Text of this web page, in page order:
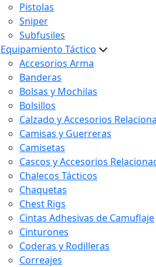
Pistolas
Sniper
Subfusiles
Equipamiento Táctico
Accesorios Arma
Banderas
Bolsas y Mochilas
Bolsillos
Calzado y Accesorios
Camisas y Guerreras
Camisetas
Cascos y Accesorios
Chalecos Tácticos
Chaquetas
Chest Rigs
Cintas Adhesivas de Camuflaje
Cinturones
Coderas y Rodilleras
Correajes